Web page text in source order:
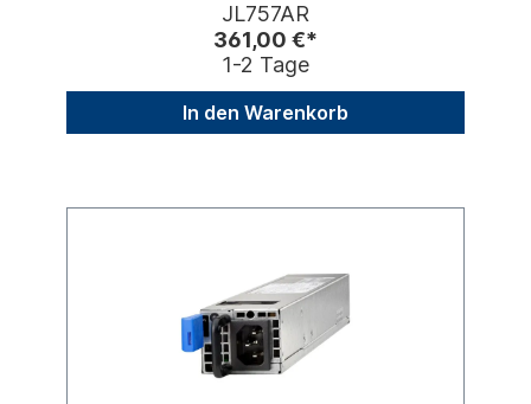
JL757AR
361,00 €*
1-2 Tage
In den Warenkorb